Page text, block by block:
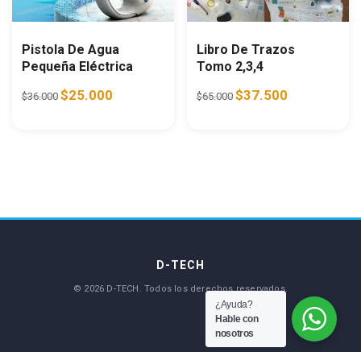
Pistola De Agua
Pequeña Eléctrica
$36.000 Original price was: $36.000.
$25.000 Current price is: $25.000.
Libro De Trazos
Tomo 2,3,4
$65.000 Original price was:
$37.500
¿Ayuda?
Hable con
nosotros